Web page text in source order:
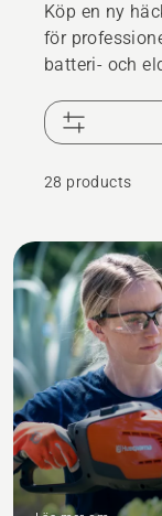
Köp en ny
för
batteri- och
28 products
Alla
produkter